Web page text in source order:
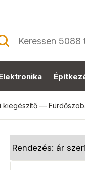
kiegészítő —